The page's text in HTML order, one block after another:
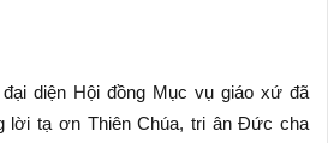
diện Hội đồng Mục vụ giáo xứ đã
lời tạ ơn Thiên Chúa, tri ân Đức cha